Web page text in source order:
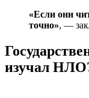
«Если они
точно», —
изучал